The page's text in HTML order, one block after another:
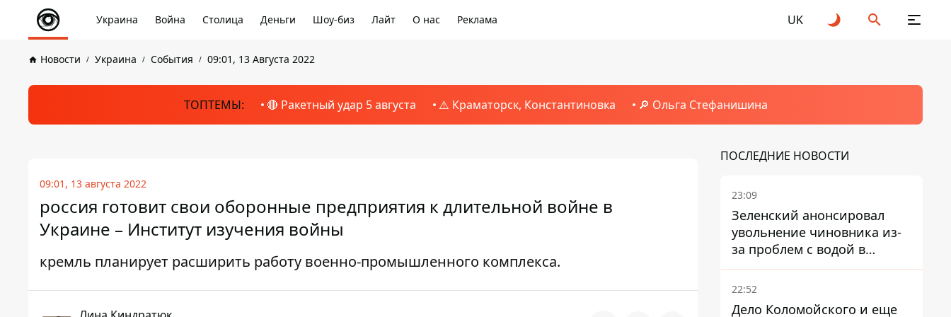
Украина Война Столица Деньги Шоу-биз Лайт О нас Реклама UK
Новости Украина События 09:01, 13 Августа 2022
ТОПТЕМЫ: 🔴 Ракетный удар 5 августа ⚠️ Краматорск, Константиновка 🔎 Ольга Стефанишина
09:01, 13 августа 2022
россия готовит свои оборонные предприятия к длительной войне в
Украине – Институт изучения войны
кремль планирует расширить работу военно-промышленного комплекса.
ПОСЛЕДНИЕ НОВОСТИ
23:09
Зеленский анонсировал
увольнение чиновника из-
за проблем с водой в
Марганце
22:52
Дело Коломойского и еще